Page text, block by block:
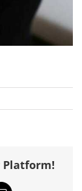
Platform!